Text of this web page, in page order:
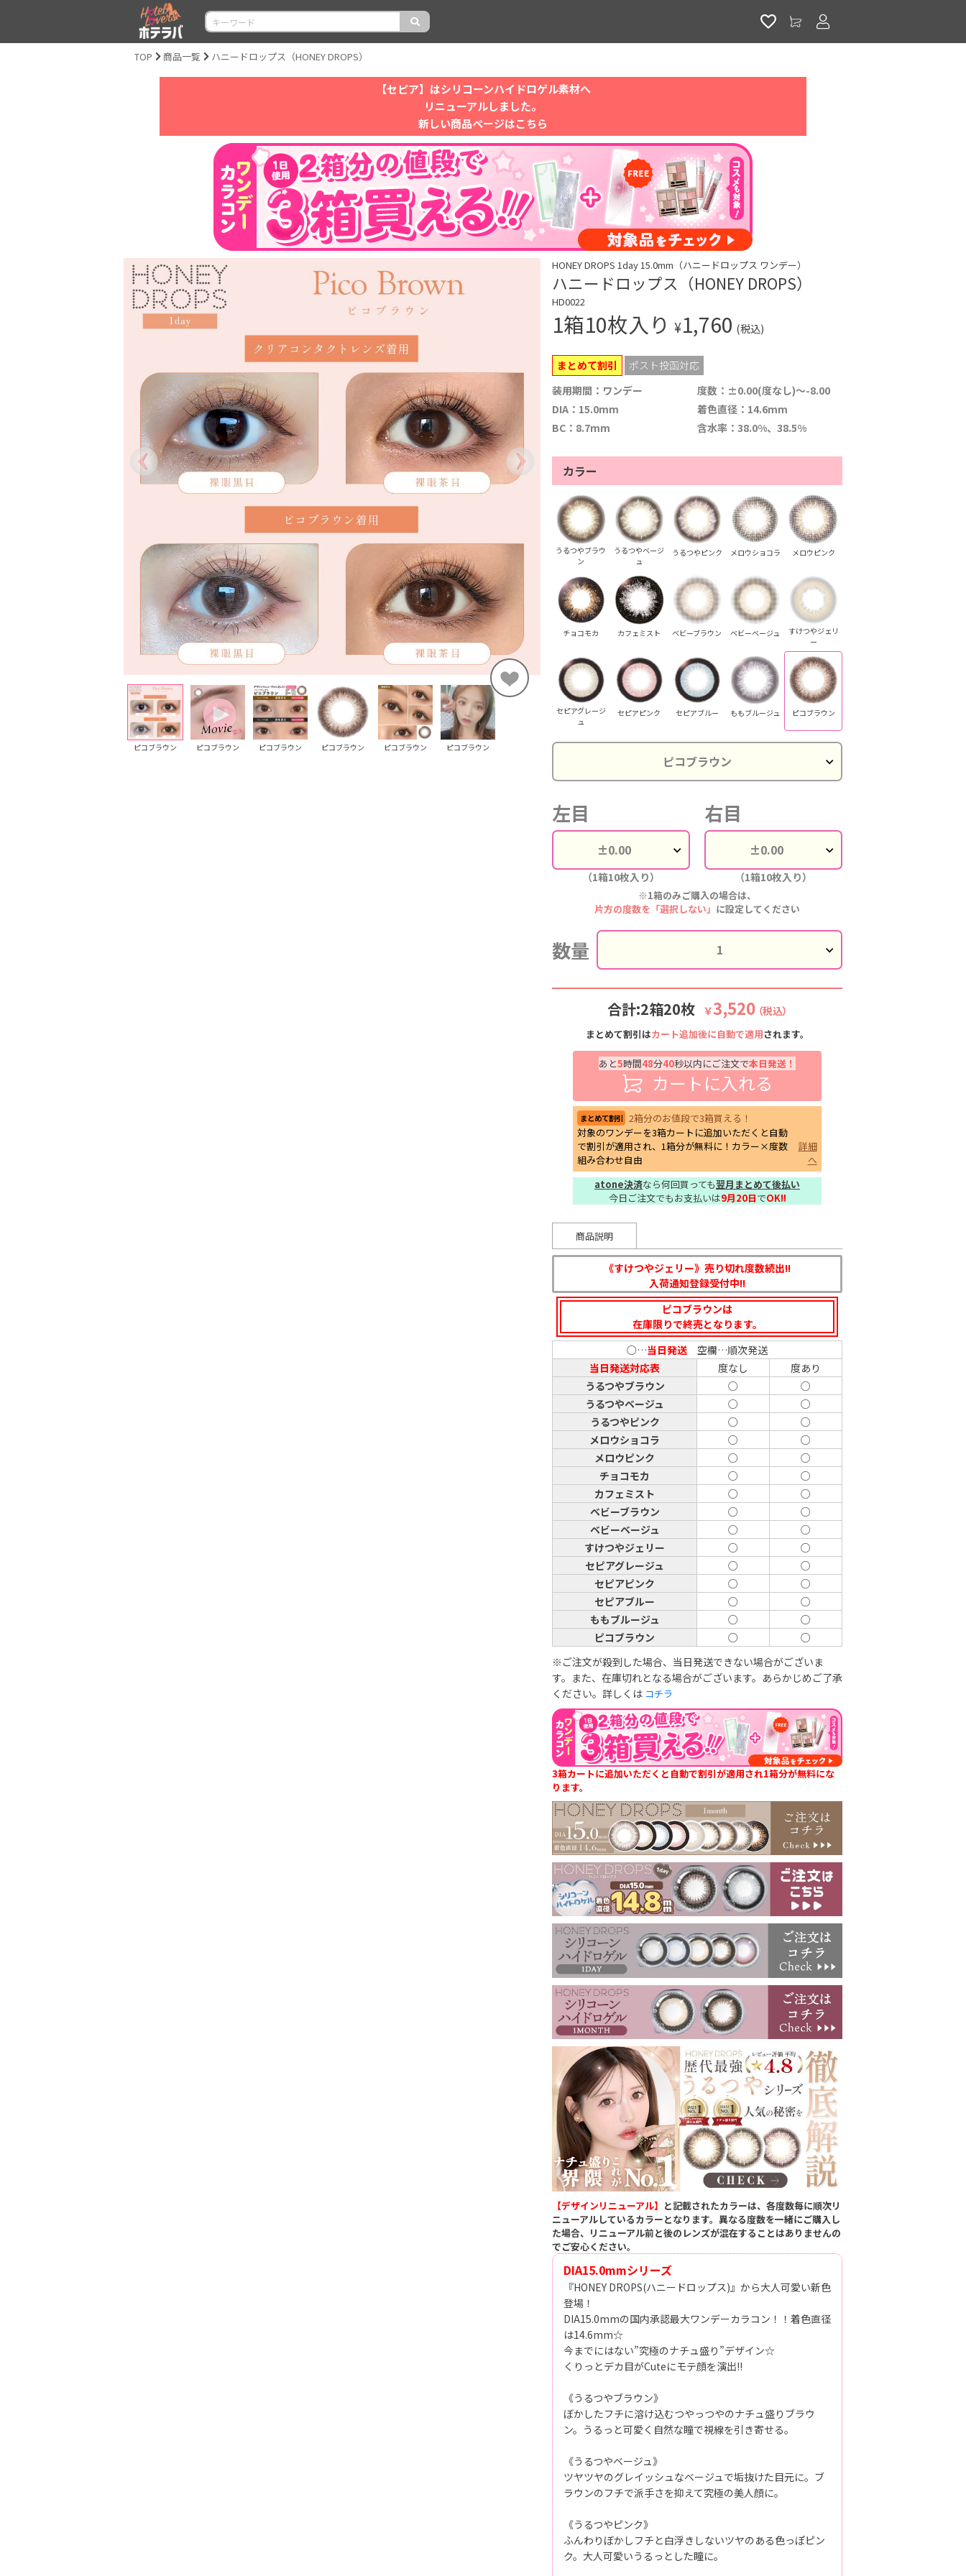
TOP 商品一覧 ハニードロップス（HONEY DROPS）
【セピア】はシリコーンハイドロゲル素材へ
リニューアルしました。
新しい商品ページはこちら
ピコブラウン ピコブラウン ピコブラウン ピコブラウン ピコブラウン ピコブラウン
HONEY DROPS 1day 15.0mm（ハニードロップス ワンデー）
ハニードロップス（HONEY DROPS）
HD0022
1箱10枚入り ¥1,760 (税込)
まとめて割引
ポスト投函対応
装用期間：ワンデー
度数：±0.00(度なし)～-8.00
DIA：15.0mm
着色直径：14.6mm
BC：8.7mm
含水率：38.0%、38.5%
カラー
うるつやブラウ
ン
うるつやベージ
ュ
うるつやピンク メロウショコラ メロウピンク
チョコモカ カフェミスト ベビーブラウン ベビーベージュ
すけつやジェリ
ー
セピアグレージ
ュ
セピアピンク セピアブルー ももブルージュ ピコブラウン
左目
（1箱10枚入り）
右目
（1箱10枚入り）
※1箱のみご購入の場合は、
片方の度数を「選択しない」 に設定してください
数量
合計:2箱20枚 ￥3,520 （税込）
まとめて割引はカート追加後に自動で適用されます。
あと5時間48分39秒以内にご注文で本日発送！
カートに入れる
まとめて割引 2箱分のお値段で3箱買える！
対象のワンデーを3箱カートに追加いただくと自動
で割引が適用され、1箱分が無料に！カラー×度数
組み合わせ自由
詳細
へ
atone決済なら何回買っても翌月まとめて後払い
今日ご注文でもお支払いは9月20日でOK!!
商品説明
《すけつやジェリー》売り切れ度数続出!!
入荷通知登録受付中!!
ピコブラウンは
在庫限りで終売となります。
○…当日発送 空欄…順次発送
当日発送対応表
度なし
度あり
うるつやブラウン
○
○
うるつやベージュ
○
○
うるつやピンク
○
○
メロウショコラ
○
○
メロウピンク
○
○
チョコモカ
○
○
カフェミスト
○
○
ベビーブラウン
○
○
ベビーベージュ
○
○
すけつやジェリー
○
○
セピアグレージュ
○
○
セピアピンク
○
○
セピアブルー
○
○
ももブルージュ
○
○
ピコブラウン
○
○
※ご注文が殺到した場合、当日発送できない場合がございま
す。また、在庫切れとなる場合がございます。あらかじめご了承
ください。詳しくは コチラ
3箱カートに追加いただくと自動で割引が適用され1箱分が無料にな
ります。
【デザインリニューアル】 と記載されたカラーは、各度数毎に順次リ
ニューアルしているカラーとなります。異なる度数を一緒にご購入し
た場合、リニューアル前と後のレンズが混在することはありませんの
でご安心ください。
DIA15.0mmシリーズ
『HONEY DROPS(ハニードロップス)』から大人可愛い新色
登場！
DIA15.0mmの国内承認最大ワンデーカラコン！！着色直径
は14.6mm☆
今までにはない”究極のナチュ盛り”デザイン☆
くりっとデカ目がCuteにモテ顔を演出!!
《うるつやブラウン》
ぼかしたフチに溶け込むつやっつやのナチュ盛りブラウ
ン。うるっと可愛く自然な瞳で視線を引き寄せる。
《うるつやベージュ》
ツヤツヤのグレイッシュなベージュで垢抜けた目元に。ブ
ラウンのフチで派手さを抑えて究極の美人顔に。
《うるつやピンク》
ふんわりぼかしフチと白浮きしないツヤのある色っぽピン
ク。大人可愛いうるっとした瞳に。